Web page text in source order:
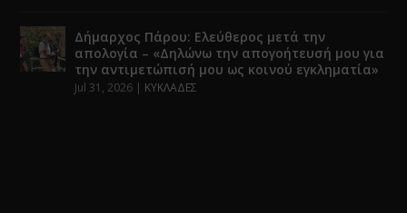
Δήμαρχος Πάρου: Ελεύθερος μετά την
απολογία – «Δηλώνω την απογοήτευσή μου για
την αντιμετώπισή μου ως κοινού εγκληματία»
Jul 31, 2026 | ΚΥΚΛΑΔΕΣ